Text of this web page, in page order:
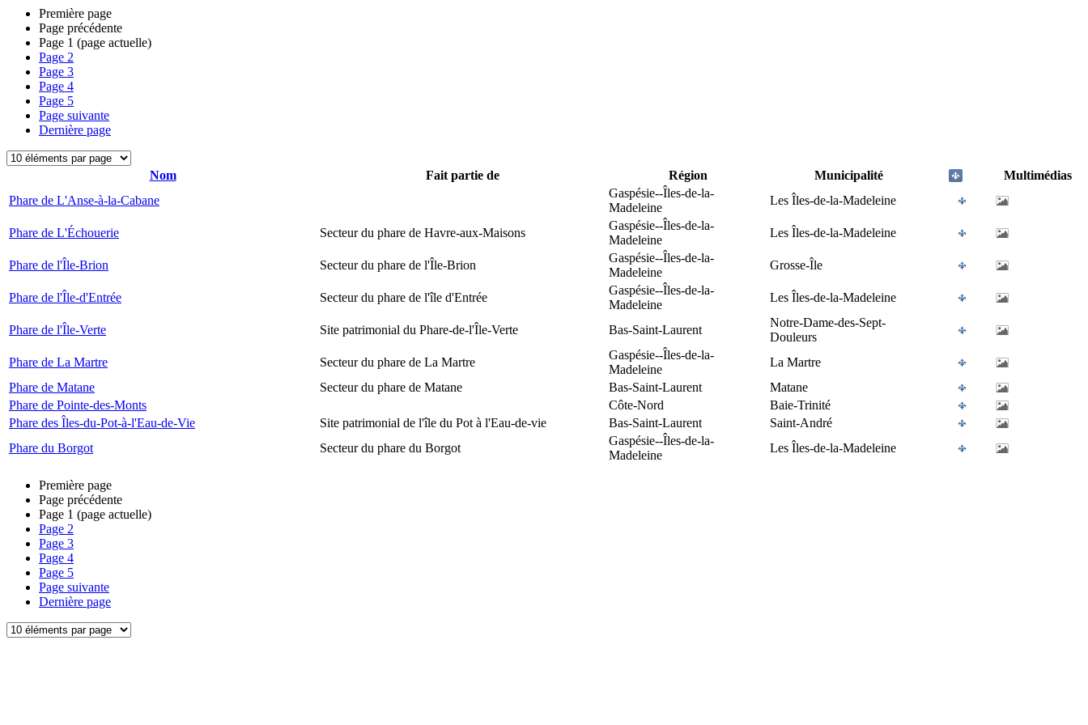
Première page
Page précédente
Page 1 (page actuelle)
Page 2
Page 3
Page 4
Page 5
Page suivante
Dernière page
Nom Fait partie de Région Municipalité
Multimédias
Phare de L'Anse-à-la-Cabane
Gaspésie--Îles-de-la-
Madeleine
Les Îles-de-la-Madeleine
Phare de L'Échouerie Secteur du phare de Havre-aux-Maisons
Gaspésie--Îles-de-la-
Madeleine
Les Îles-de-la-Madeleine
Phare de l'Île-Brion Secteur du phare de l'Île-Brion
Gaspésie--Îles-de-la-
Madeleine
Grosse-Île
Phare de l'Île-d'Entrée Secteur du phare de l'île d'Entrée
Gaspésie--Îles-de-la-
Madeleine
Les Îles-de-la-Madeleine
Phare de l'Île-Verte Site patrimonial du Phare-de-l'Île-Verte Bas-Saint-Laurent
Notre-Dame-des-Sept-
Douleurs
Phare de La Martre
Secteur du phare de La Martre
Gaspésie--Îles-de-la-
Madeleine
La Martre
Phare de Matane
Secteur du phare de Matane Bas-Saint-Laurent
Matane
Phare de Pointe-des-Monts
Côte-Nord
Baie-Trinité
Phare des Îles-du-Pot-à-l'Eau-de-Vie
Site patrimonial de l'île du Pot à l'Eau-de-vie Bas-Saint-Laurent
Saint-André
Phare du Borgot
Secteur du phare du Borgot
Gaspésie--Îles-de-la-
Madeleine
Les Îles-de-la-Madeleine
Première page
Page précédente
Page 1 (page actuelle)
Page 2
Page 3
Page 4
Page 5
Page suivante
Dernière page